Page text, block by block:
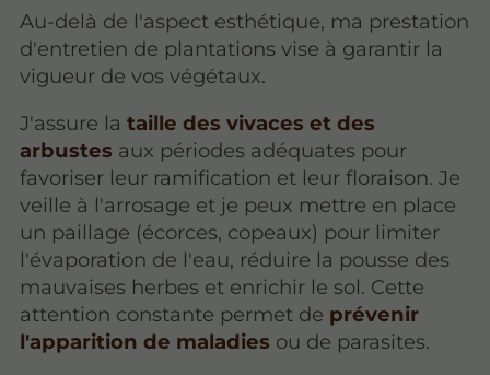
Au-delà de l'aspect esthétique, ma prestation
d'entretien de plantations vise à garantir la
vigueur de vos végétaux.
J'assure lataille des vivaces et des
arbustes aux périodes adéquates pour
favoriser leur ramification et leur floraison. Je
veille à l'arrosage et je peux mettre en place
un paillage (écorces, copeaux) pour limiter
l'évaporation de l'eau, réduire la pousse des
mauvaises herbes et enrichir le sol. Cette
attention constante permet de prévenir
l'apparition de maladies ou de parasites.